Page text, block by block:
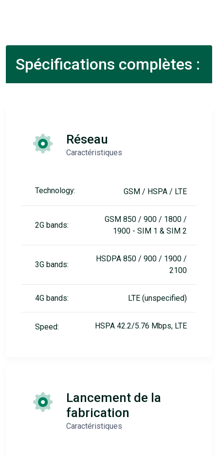
Spécifications complètes :
Réseau
Caractéristiques
Technology: GSM / HSPA / LTE
2G bands:
GSM 850 / 900 / 1800 /
1900 - SIM 1 & SIM 2
3G bands:
HSDPA 850 / 900 / 1900 /
2100
4G bands: LTE (unspecified)
Speed: HSPA 42.2/5.76 Mbps, LTE
Lancement de la
fabrication
Caractéristiques